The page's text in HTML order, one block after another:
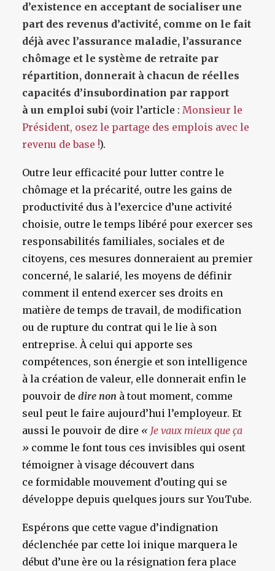
d’existence en acceptant de socialiser une
part des revenus d’activité, comme on le fait
déjà avec l’assurance maladie, l’assurance
chômage et le système de retraite par
répartition, donnerait à chacun de réelles
capacités d’insubordination par rapport
à un emploi subi (voir l’article : Monsieur le
Président, osez le partage des emplois avec le
revenu de base !).
Outre leur efficacité pour lutter contre le
chômage et la précarité, outre les gains de
productivité dus à l’exercice d’une activité
choisie, outre le temps libéré pour exercer ses
responsabilités familiales, sociales et de
citoyens, ces mesures donneraient au premier
concerné, le salarié, les moyens de définir
comment il entend exercer ses droits en
matière de temps de travail, de modification
ou de rupture du contrat qui le lie à son
entreprise. À celui qui apporte ses
compétences, son énergie et son intelligence
à la création de valeur, elle donnerait enfin le
pouvoir de dire non à tout moment, comme
seul peut le faire aujourd’hui l’employeur. Et
aussi le pouvoir de dire « Je vaux mieux que ça
» comme le font tous ces invisibles qui osent
témoigner à visage découvert dans
ce formidable mouvement d’outing qui se
développe depuis quelques jours sur YouTube.
Espérons que cette vague d’indignation
déclenchée par cette loi inique marquera le
début d’une ère ou la résignation fera place